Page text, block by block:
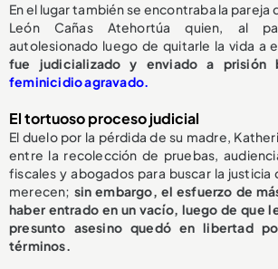
En el lugar también se encontraba la pareja
León Cañas Atehortúa quien, al
autolesionado luego de quitarle la vida a
fue judicializado y enviado a prisión
feminicidio agravado.
El tortuoso proceso judicial
El duelo por la pérdida de su madre,
entre la recolección de pruebas,
fiscales y abogados para buscar la justicia
merecen; sin embargo, el esfuerzo de
haber entrado en un vacío, luego de que
presunto asesino quedó en libertad
términos.